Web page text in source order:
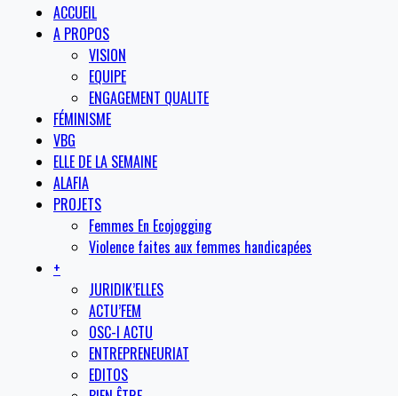
ACCUEIL
A PROPOS
VISION
EQUIPE
ENGAGEMENT QUALITE
FÉMINISME
VBG
ELLE DE LA SEMAINE
ALAFIA
PROJETS
Femmes En Ecojogging
Violence faites aux femmes handicapées
+
JURIDIK’ELLES
ACTU’FEM
OSC-I ACTU
ENTREPRENEURIAT
EDITOS